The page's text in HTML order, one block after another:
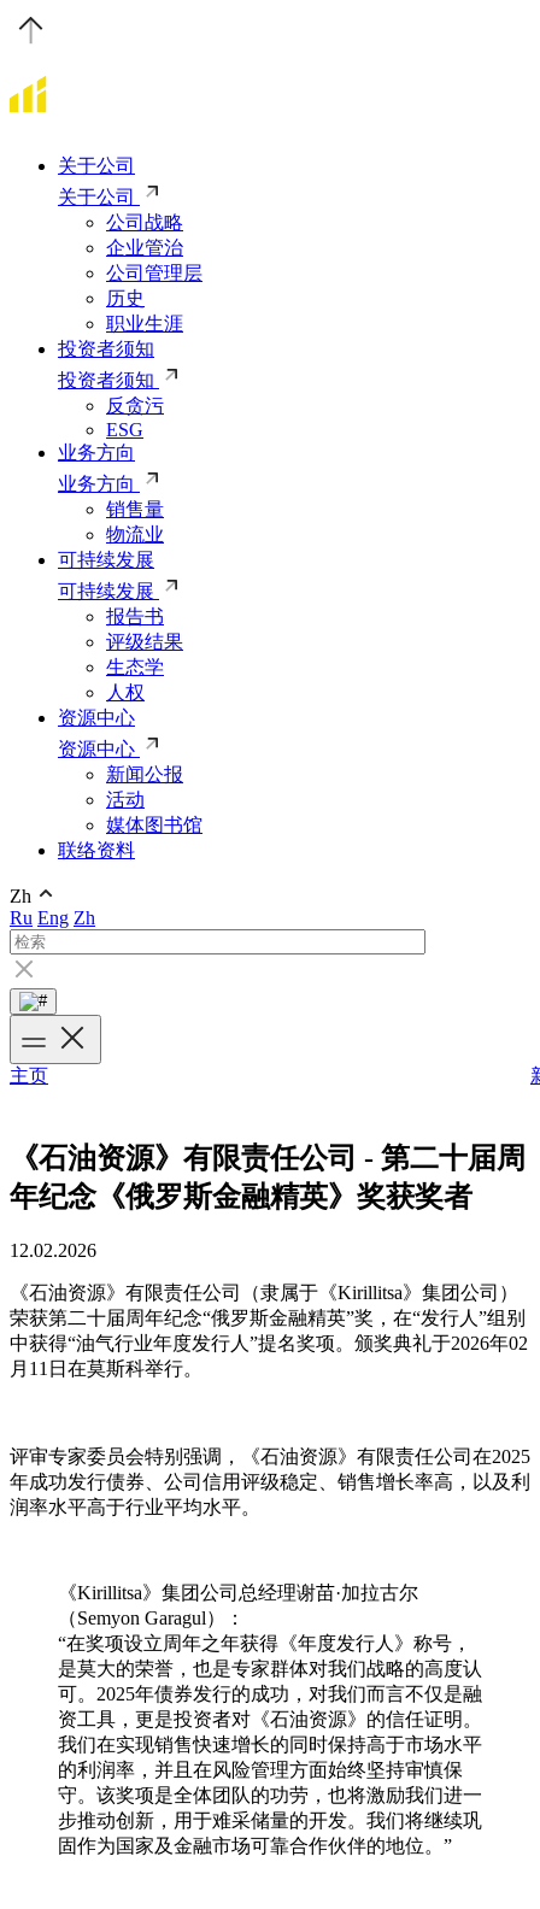
关于公司
关于公司
公司战略
企业管治
公司管理层
历史
职业生涯
投资者须知
投资者须知
反贪污
ESG
业务方向
业务方向
销售量
物流业
可持续发展
可持续发展
报告书
评级结果
生态学
人权
资源中心
资源中心
新闻公报
活动
媒体图书馆
联络资料
Zh
Ru Eng Zh
主页
《石油资源》有限责任公司 - 第二十届周
年纪念《俄罗斯金融精英》奖获奖者
12.02.2026
《石油资源》有限责任公司（隶属于《Kirillitsa》集团公司）
荣获第二十届周年纪念“俄罗斯金融精英”奖，在“发行人”组别
中获得“油气行业年度发行人”提名奖项。颁奖典礼于2026年02
月11日在莫斯科举行。
评审专家委员会特别强调，《石油资源》有限责任公司在2025
年成功发行债券、公司信用评级稳定、销售增长率高，以及利
润率水平高于行业平均水平。
《Kirillitsa》集团公司总经理谢苗·加拉古尔
（Semyon Garagul）：
“在奖项设立周年之年获得《年度发行人》称号，
是莫大的荣誉，也是专家群体对我们战略的高度认
可。2025年债券发行的成功，对我们而言不仅是融
资工具，更是投资者对《石油资源》的信任证明。
我们在实现销售快速增长的同时保持高于市场水平
的利润率，并且在风险管理方面始终坚持审慎保
守。该奖项是全体团队的功劳，也将激励我们进一
步推动创新，用于难采储量的开发。我们将继续巩
固作为国家及金融市场可靠合作伙伴的地位。”